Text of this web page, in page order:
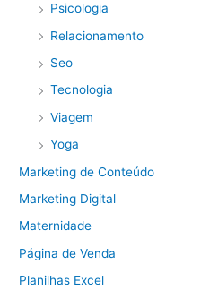
Psicologia
Relacionamento
Seo
Tecnologia
Viagem
Yoga
Marketing de Conteúdo
Marketing Digital
Maternidade
Página de Venda
Planilhas Excel